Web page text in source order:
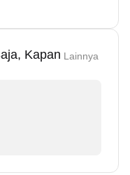
Kapan Lainnya